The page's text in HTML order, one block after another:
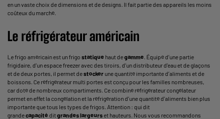
en un vaste choix de dimensions et de designs. Il fait partie des appareils les moins
coûteux du marché.
Le réfrigérateur américain
Lefrigo américainest un frigo statique haut degamme . Équipé d’une partie
frigidaire, d’un espace freezer avec des tiroirs, d’un distributeur d’eau et de glaçons
et de deux portes, il permet destocker une quantité importante d’aliments et de
boissons. Ce réfrigérateur multi portes est conçu pour les familles nombreuses,
car doté de nombreux compartiments. Ce combiné réfrigérateur congélateur
permet en effet la congélation et la réfrigération d’une quantité d’aliments bien plus
importante que tous les types de frigos. Attention : qui dit
grandecapacité ditgrandes largeurset hauteurs. Nous vous recommandons